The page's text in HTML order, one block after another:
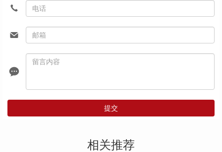
提交
相关推荐